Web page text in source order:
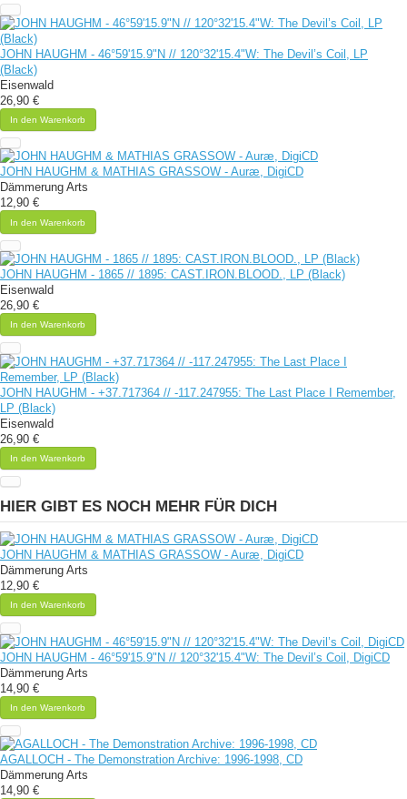
JOHN HAUGHM - 46°59'15.9"N // 120°32'15.4"W: The Devil’s Coil, LP
(Black)
Eisenwald
26,90 €
In den Warenkorb
JOHN HAUGHM & MATHIAS GRASSOW - Auræ, DigiCD
Dämmerung Arts
12,90 €
In den Warenkorb
JOHN HAUGHM - 1865 // 1895: CAST​.​IRON​.​BLOOD., LP (Black)
Eisenwald
26,90 €
In den Warenkorb
JOHN HAUGHM - +37​.​717364 // -117​.​247955: The Last Place I Remember,
LP (Black)
Eisenwald
26,90 €
In den Warenkorb
HIER GIBT ES NOCH MEHR FÜR DICH
JOHN HAUGHM & MATHIAS GRASSOW - Auræ, DigiCD
Dämmerung Arts
12,90 €
In den Warenkorb
JOHN HAUGHM - 46°59'15.9"N // 120°32'15.4"W: The Devil’s Coil, DigiCD
Dämmerung Arts
14,90 €
In den Warenkorb
AGALLOCH - The Demonstration Archive: 1996-1998, CD
Dämmerung Arts
14,90 €